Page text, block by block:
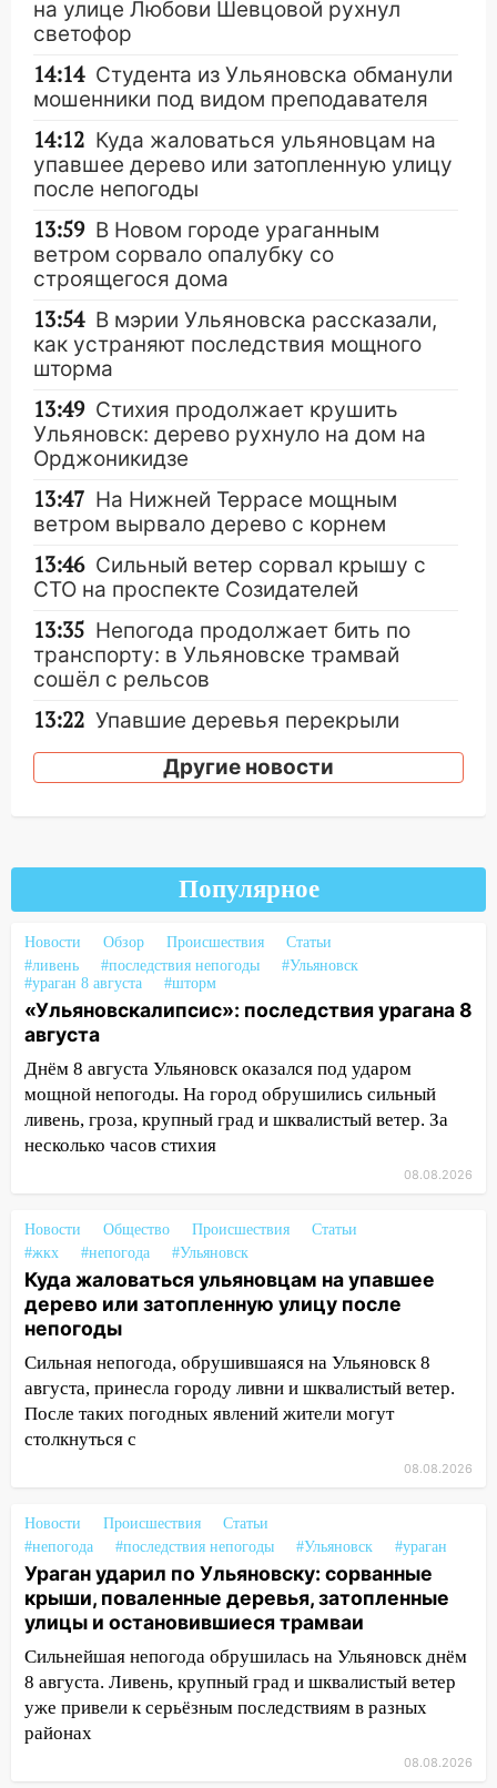
на улице Любови Шевцовой рухнул
светофор
14:14 Студента из Ульяновска обманули
мошенники под видом преподавателя
14:12 Куда жаловаться ульяновцам на
упавшее дерево или затопленную улицу
после непогоды
13:59 В Новом городе ураганным
ветром сорвало опалубку со
строящегося дома
13:54 В мэрии Ульяновска рассказали,
как устраняют последствия мощного
шторма
13:49 Стихия продолжает крушить
Ульяновск: дерево рухнуло на дом на
Орджоникидзе
13:47 На Нижней Террасе мощным
ветром вырвало дерево с корнем
13:46 Сильный ветер сорвал крышу с
СТО на проспекте Созидателей
13:35 Непогода продолжает бить по
транспорту: в Ульяновске трамвай
сошёл с рельсов
13:22 Упавшие деревья перекрыли
13:17 Непогода в Ульяновске не
13:15 Трижды «брал в долг» без спроса:
житель Вешкаймского района похитил у
13:14
Ураган оторвал светофор на
проспекте Филатова в Ульяновске
13:12 Дерево пробило крышу дома на
на электрощит
13:10 В Заволжском районе дерево
упало во дворе
Ураган ударил по Ульяновску:
затопленные улицы и остановившиеся
трамваи
12:17 Ульяновск накрыл крупный град:
после ливня город снова уходит под
12:12 Прокуратура взяла на контроль
ДТП с шестилетним ребёнком на улице
Федерации
Федерации: возбуждено уголовное дело
11:16 В Ульяновске ищут 37-летнего
мужчину, пропавшего ещё 19 июля
10:30 От мотофристайла до прогулки с
хаски: куда сходить в Ульяновской
области 8–9 августа
10:11
Директора ульяновской
судить за неуплату 48,4 млн рублей
Другие новости
Популярное
Новости Обзор Происшествия
Статьи
#ливень
#последствия непогоды
#Ульяновск
#ураган 8 августа
#шторм
«Ульяновскалипсис»: последствия урагана 8
августа
Днём 8 августа Ульяновск оказался под ударом
мощной непогоды. На город обрушились сильный
ливень, гроза, крупный град и шквалистый ветер. За
несколько часов стихия
08.08.2026
Новости Общество Происшествия
Статьи
#жкх
#непогода #Ульяновск
Куда жаловаться ульяновцам на упавшее
дерево или затопленную улицу после
непогоды
Сильная непогода, обрушившаяся на Ульяновск 8
августа, принесла городу ливни и шквалистый ветер.
После таких погодных явлений жители могут
столкнуться с
08.08.2026
Новости Происшествия
Статьи
#непогода
#последствия непогоды #Ульяновск #ураган
Ураган ударил по Ульяновску: сорванные
крыши, поваленные деревья, затопленные
улицы и остановившиеся трамваи
Сильнейшая непогода обрушилась на Ульяновск днём
8 августа. Ливень, крупный град и шквалистый ветер
уже привели к серьёзным последствиям в разных
районах
08.08.2026